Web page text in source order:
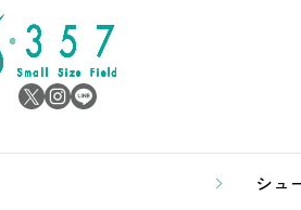
シュ